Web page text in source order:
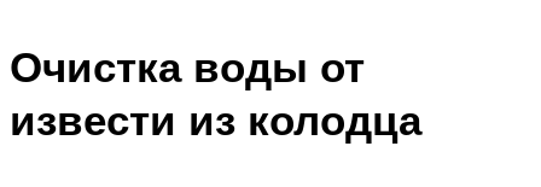
Очистка воды от
извести из колодца